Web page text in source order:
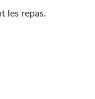
les repas.